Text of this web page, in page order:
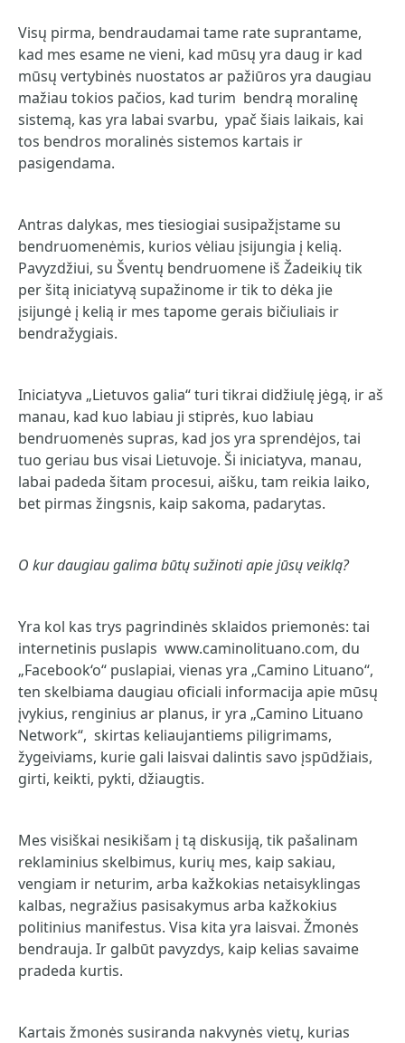
Visų pirma, bendraudamai tame rate suprantame,
kad mes esame ne vieni, kad mūsų yra daug ir kad
mūsų vertybinės nuostatos ar pažiūros yra daugiau
mažiau tokios pačios, kad turim bendrą moralinę
sistemą, kas yra labai svarbu, ypač šiais laikais, kai
tos bendros moralinės sistemos kartais ir
pasigendama.
Antras dalykas, mes tiesiogiai susipažįstame su
bendruomenėmis, kurios vėliau įsijungia į kelią.
Pavyzdžiui, su Šventų bendruomene iš Žadeikių tik
per šitą iniciatyvą supažinome ir tik to dėka jie
įsijungė į kelią ir mes tapome gerais bičiuliais ir
bendražygiais.
Iniciatyva „Lietuvos galia“ turi tikrai didžiulę jėgą, ir aš
manau, kad kuo labiau ji stiprės, kuo labiau
bendruomenės supras, kad jos yra sprendėjos, tai
tuo geriau bus visai Lietuvoje. Ši iniciatyva, manau,
labai padeda šitam procesui, aišku, tam reikia laiko,
bet pirmas žingsnis, kaip sakoma, padarytas.
O kur daugiau galima būtų sužinoti apie jūsų veiklą?
Yra kol kas trys pagrindinės sklaidos priemonės: tai
internetinis puslapis www.caminolituano.com, du
„Facebook‘o“ puslapiai, vienas yra „Camino Lituano“,
ten skelbiama daugiau oficiali informacija apie mūsų
įvykius, renginius ar planus, ir yra „Camino Lituano
Network“, skirtas keliaujantiems piligrimams,
žygeiviams, kurie gali laisvai dalintis savo įspūdžiais,
girti, keikti, pykti, džiaugtis.
Mes visiškai nesikišam į tą diskusiją, tik pašalinam
reklaminius skelbimus, kurių mes, kaip sakiau,
vengiam ir neturim, arba kažkokias netaisyklingas
kalbas, negražius pasisakymus arba kažkokius
politinius manifestus. Visa kita yra laisvai. Žmonės
bendrauja. Ir galbūt pavyzdys, kaip kelias savaime
pradeda kurtis.
Kartais žmonės susiranda nakvynės vietų, kurias